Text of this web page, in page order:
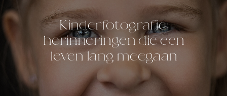
Kinderfotografie:
herinneringen die een
leven lang meegaan